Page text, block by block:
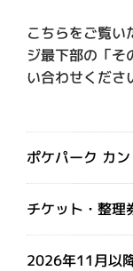
こちらをご覧い
ジ最下部の「そ
い合わせくださ
ポケパーク カ
チケット・整理
2026年11月以